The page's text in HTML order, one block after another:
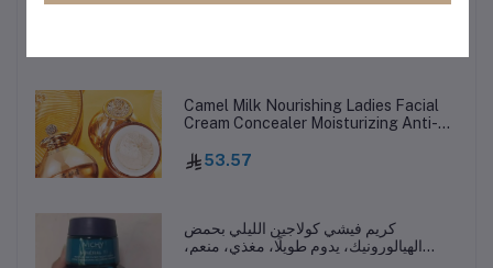
Camel Milk Nourishing Ladies Facial
Cream Concealer Moisturizing Anti-
Cream Facial Skin Care L251114
53.57
كريم فيشي كولاجين الليلي بحمض
الهيالورونيك، يدوم طويلًا، مغذي، منعم،